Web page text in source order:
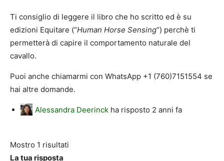
Ti consiglio di leggere il libro che ho scritto ed è su
edizioni Equitare (“Human Horse Sensing“) perchè ti
permetterà di capire il comportamento naturale del
cavallo.
Puoi anche chiamarmi con WhatsApp +1 (760)7151554 se
hai altre domande.
Alessandra Deerinck ha risposto 2 anni fa
Mostro 1 risultati
La tua risposta